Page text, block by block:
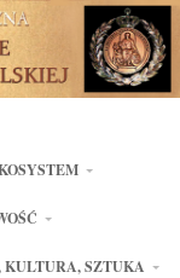
KULTURA, SZTUKA